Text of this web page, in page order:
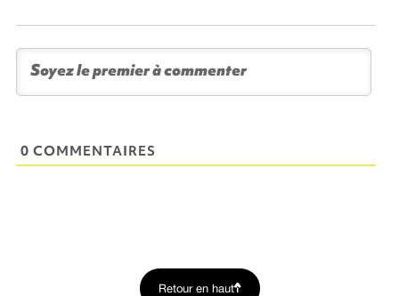
0 COMMENTAIRES
Retour en haut